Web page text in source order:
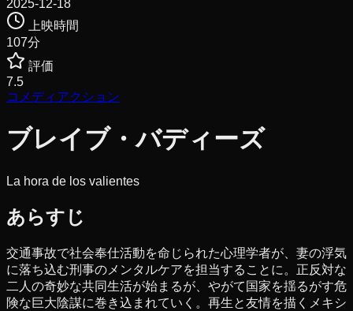
2025-12-18
上映時間
107分
評価
7.5
コメディ アクション
ブレイブ・バディーズ
La hora de los valientes
あらすじ
交通事故で社会奉仕活動を命じられた心理学者が、妻の浮気
に落ち込む刑事のメンタルケアを担当することに。正反対な
二人の奇妙な共同生活が始まるが、やがて国家を揺るがす危
険な巨大陰謀に巻き込まれていく。再生と友情を描くメキシ